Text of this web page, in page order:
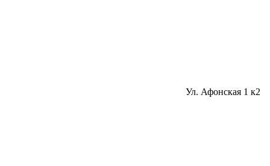
Ул. Афонская 1 к2